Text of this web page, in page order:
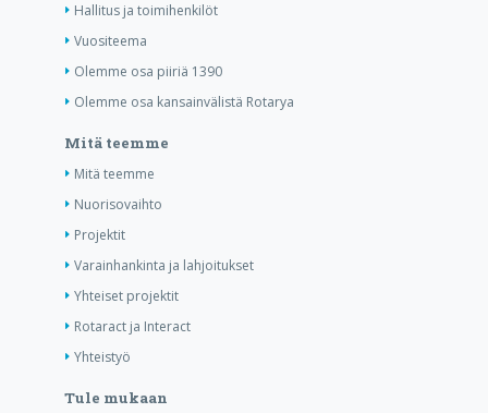
Hallitus ja toimihenkilöt
Vuositeema
Olemme osa piiriä 1390
Olemme osa kansainvälistä Rotarya
Mitä teemme
Mitä teemme
Nuorisovaihto
Projektit
Varainhankinta ja lahjoitukset
Yhteiset projektit
Rotaract ja Interact
Yhteistyö
Tule mukaan